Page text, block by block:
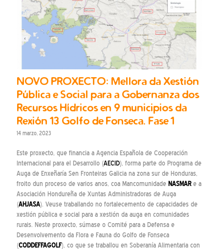
NOVO PROXECTO: Mellora da Xestión
Pública e Social para a Gobernanza dos
Recursos Hídricos en 9 municipios da
Rexión 13 Golfo de Fonseca. Fase 1
14 marzo, 2023
Este proxecto, que financia a Agencia Española de Cooperación
Internacional para el Desarrollo (AECID), forma parte do Programa de
Auga de Enxeñaría Sen Fronteiras Galicia na zona sur de Honduras,
froito dun proceso de varios anos, coa Mancomunidade NASMARe a
Asociación Hondureña de Xuntas Administradoras de Auga
(AHJASA). Veuse traballando no fortalecemento de capacidades de
xestión pública e social para a xestión da auga en comunidades
rurais. Neste proxecto, súmase o Comité para a Defensa e
Desenvolvemento da Flora e Fauna do Golfo de Fonseca
(CODDEFFAGOLF), co que se traballou en Soberanía Alimentaria con